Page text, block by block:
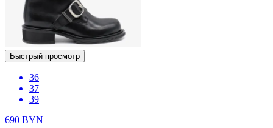
Быстрый просмотр
36
37
39
690 BYN